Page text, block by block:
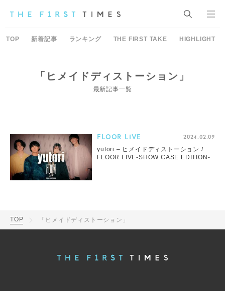
TOP 新着記事 ランキング THE FIRST TAKE HIGHLIGHT
「ヒメイドディストーション」
最新記事一覧
FLOOR LIVE 2024.02.09
yutori – ヒメイドディストーション /
FLOOR LIVE-SHOW CASE EDITION-
TOP 「ヒメイドディストーション」